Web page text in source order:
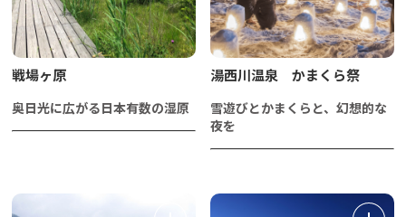
戦場ヶ原
奥日光に広がる日本有数の湿原
湯西川温泉 かまくら祭
雪遊びとかまくらと、幻想的な
夜を